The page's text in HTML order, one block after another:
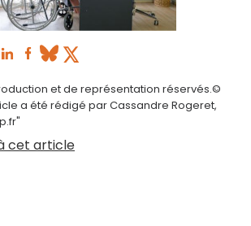
et de représentation réservés.©
a été rédigé par Cassandre Rogeret,
cet article